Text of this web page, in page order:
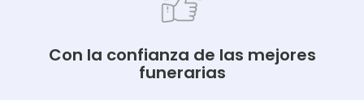
Con la confianza de las mejores
funerarias